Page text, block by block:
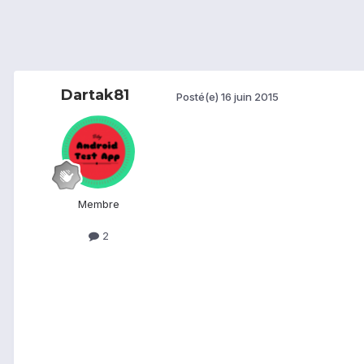
Dartak81
Membre
2
Posté(e) 16 juin 2015